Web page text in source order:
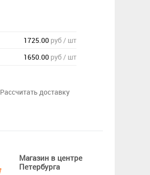
1725.00 руб / шт
1650.00 руб / шт
Рассчитать доставку
Магазин в центре
Петербурга